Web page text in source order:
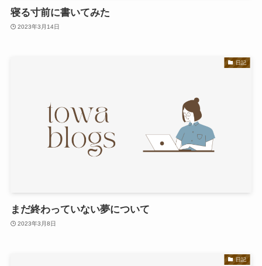
寝る寸前に書いてみた
2023年3月14日
日記
まだ終わっていない夢について
2023年3月8日
日記